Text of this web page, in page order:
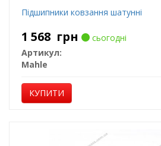
Підшипники ковзання шатунні
1 568 грн
сьогодні
Артикул:
Mahle
КУПИТИ